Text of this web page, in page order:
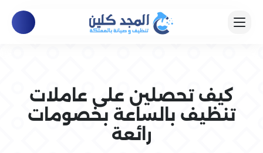
كيف تحصلين على عاملات
تنظيف بالساعة بخصومات
رائعة